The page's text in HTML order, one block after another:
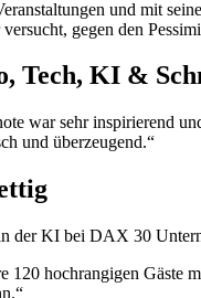
und mit
gegen den
Tech, KI &
war sehr inspirierend
und überzeugend.“
der KI bei DAX 30
120 hochrangigen Gäste